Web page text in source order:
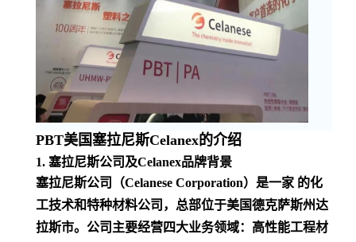
PBT美国塞拉尼斯Celanex的介绍
1. 塞拉尼斯公司及Celanex品牌背景
塞拉尼斯公司（Celanese Corporation）是一家 的化
工技术和特种材料公司，总部位于美国德克萨斯州达
拉斯市。公司主要经营四大业务领域：高性能工程材